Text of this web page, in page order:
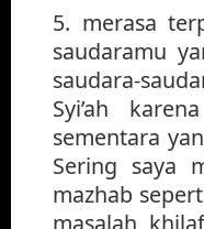
5. merasa
saudaramu
saudara-
Syi’ah
sementara
Sering saya
mazhab
masalah